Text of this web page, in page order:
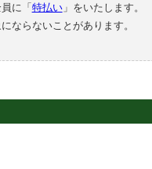
に「 特払い」をいたします。
ならないことがあります。